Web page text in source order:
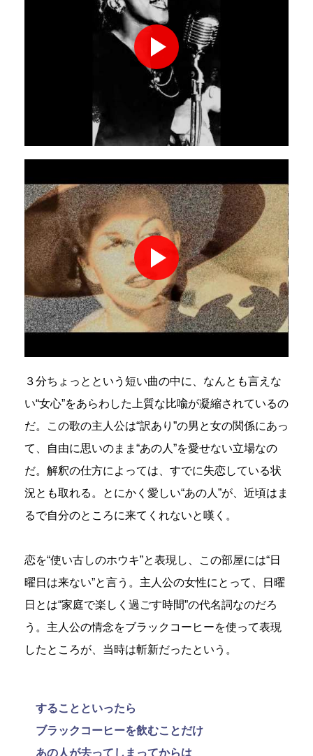
３分ちょっとという短い曲の中に、なんとも言えな
い“女心”をあらわした上質な比喩が凝縮されているの
だ。この歌の主人公は“訳あり”の男と女の関係にあっ
て、自由に思いのまま“あの人”を愛せない立場なの
だ。解釈の仕方によっては、すでに失恋している状
況とも取れる。とにかく愛しい“あの人”が、近頃はま
るで自分のところに来てくれないと嘆く。
恋を“使い古しのホウキ”と表現し、この部屋には“日
曜日は来ない”と言う。主人公の女性にとって、日曜
日とは“家庭で楽しく過ごす時間”の代名詞なのだろ
う。主人公の情念をブラックコーヒーを使って表現
したところが、当時は斬新だったという。
することといったら
ブラックコーヒーを飲むことだけ
あの人が去ってしまってからは